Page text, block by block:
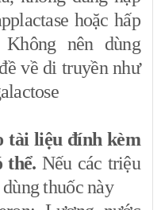
hoặc hấp
Không nên dùng
về di truyền như
tài liệu đính kèm
thể. Nếu các triệu
thuốc này